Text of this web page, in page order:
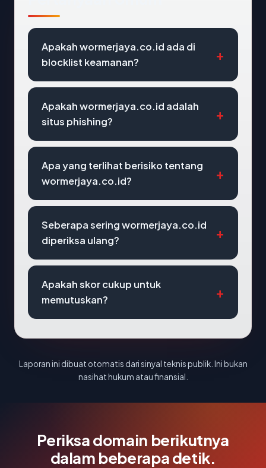
Apakah wormerjaya.co.id ada di
blocklist keamanan?
Apakah wormerjaya.co.id adalah
situs phishing?
Apa yang terlihat berisiko tentang
wormerjaya.co.id?
Seberapa sering wormerjaya.co.id
diperiksa ulang?
Apakah skor cukup untuk
memutuskan?
Laporan ini dibuat otomatis dari sinyal teknis publik. Ini bukan
nasihat hukum atau finansial.
Periksa domain berikutnya
dalam beberapa detik.